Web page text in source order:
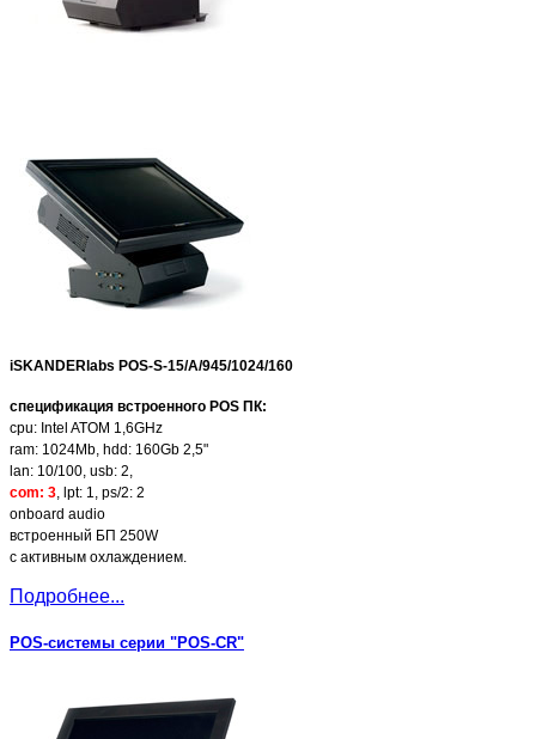
iSKANDERlabs POS-S-15/A/945/1024/160
спецификация встроенного POS ПК:
cpu: Intel ATOM 1,6GHz
ram: 1024Mb, hdd: 160Gb 2,5"
lan: 10/100, usb: 2,
com: 3 , lpt: 1, ps/2: 2
onboard audio
встроенный БП 250W
с активным охлаждением.
Подробнее...
POS-системы серии "POS-CR"